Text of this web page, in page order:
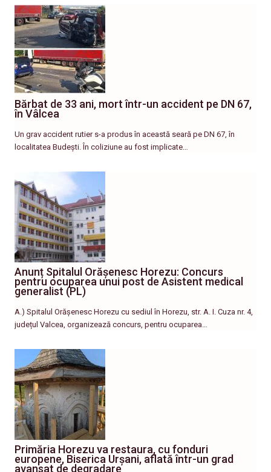
Bărbat de 33 ani, mort într-un accident pe DN 67,
în Vâlcea
Un grav accident rutier s-a produs în această seară pe DN 67, în
localitatea Budești. În coliziune au fost implicate…
Anunț Spitalul Orășenesc Horezu: Concurs
pentru ocuparea unui post de Asistent medical
generalist (PL)
A.) Spitalul Orășenesc Horezu cu sediul în Horezu, str. A. I. Cuza nr. 4,
județul Valcea, organizează concurs, pentru ocuparea…
Primăria Horezu va restaura, cu fonduri
europene, Biserica Urșani, aflată într-un grad
avansat de degradare